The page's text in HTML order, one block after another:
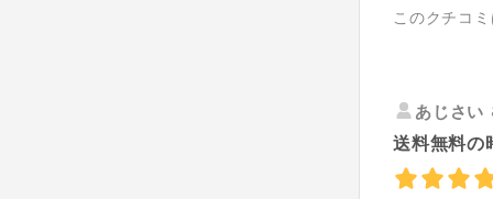
このクチコ
あじさい
送料無料の